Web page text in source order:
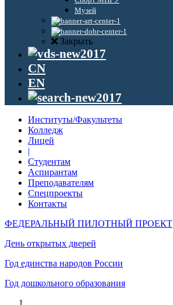
Музей
Закрыть
CN
EN
Институты/Факультеты
Колледж
Лицей
|
Студентам
Аспирантам
Преподавателям
Спецпроекты
Контакты
ФЕДЕРАЛЬНЫЙ ПИЛОТНЫЙ ПРОЕКТ
День открытых дверей
Год единства народов России
Год дошкольного образования